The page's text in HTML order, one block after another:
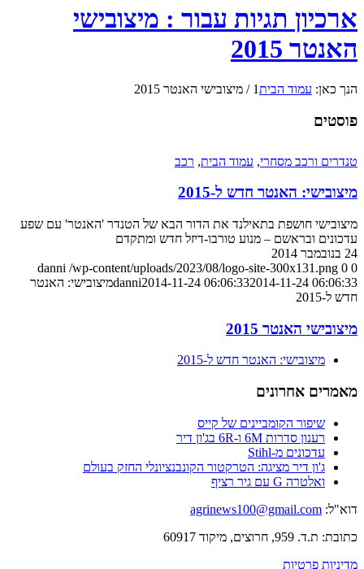
ארכיון תגיות עבור : מיצובישי
האנטר 2015
הנך כאן: עמוד הבית1
/ מיצובישי האנטר 2015
פוסטים
טנדרים ורכב מסחרי, עמוד הבית, רכב
מיצובישי: האנטר חדש ל-2015
מיצובישי חושפת בתאילנד את הדור הבא של הטנדר 'האנטר' עם שפע
עדכונים ובראשם – מנוע טורבו-דיזל חדש ומתקדם
24 בנובמבר 2014
0
0
danni /wp-content/uploads/2023/08/logo-site-300x131.png
danni2014-11-24 06:06:332014-11-24 06:06:33
מיצובישי: האנטר
חדש ל-2015
מיצובישי האנטר 2015
מיצובישי: האנטר חדש ל-2015
מאמרים אחרונים
שיפור הקומביינים של קייס
רענון סדרות 6M ו-6R בג'ון דיר
עדכונים מ-Stihl
ג'ון דיר מציגה: הטרקטור הקונבנציונלי החזק בעולם
ואלטרה G עם גיר רציף
דוא"ל: agrinews100@gmail.com
כתובת: ת.ד. 959, חרוצים, מיקוד 60917
מדיניות פרטיות